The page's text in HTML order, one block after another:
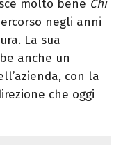
molto bene Chi
negli anni
La sua
anche un
con la
che oggi